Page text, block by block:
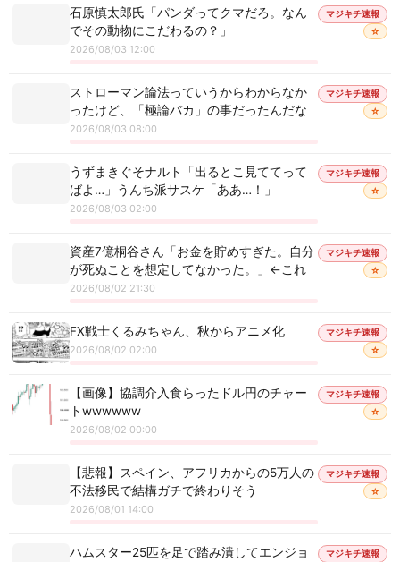
石原慎太郎氏「パンダってクマだろ。なん
でその動物にこだわるの？」
2026/08/03 12:00
マジキチ速報
☆
ストローマン論法っていうからわからなか
ったけど、「極論バカ」の事だったんだな
2026/08/03 08:00
マジキチ速報
☆
うずまきぐそナルト「出るとこ見ててって
ばよ…」うんち派サスケ「ああ…！」
2026/08/03 02:00
マジキチ速報
☆
資産7億桐谷さん「お金を貯めすぎた。自分
が死ぬことを想定してなかった。」←これ
2026/08/02 21:30
マジキチ速報
☆
FX戦士くるみちゃん、秋からアニメ化
2026/08/02 02:00
マジキチ速報
☆
【画像】協調介入食らったドル円のチャー
トwwwwww
2026/08/02 00:00
マジキチ速報
☆
【悲報】スペイン、アフリカからの5万人の
不法移民で結構ガチで終わりそう
2026/08/01 14:00
マジキチ速報
☆
ハムスター25匹を足で踏み潰してエンジョ
マジキチ速報